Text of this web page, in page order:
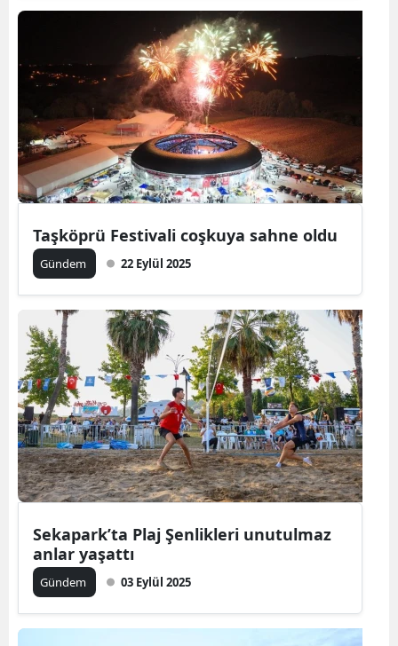
Taşköprü Festivali coşkuya sahne oldu
Gündem 22 Eylül 2025
Sekapark’ta Plaj Şenlikleri unutulmaz
anlar yaşattı
Gündem 03 Eylül 2025